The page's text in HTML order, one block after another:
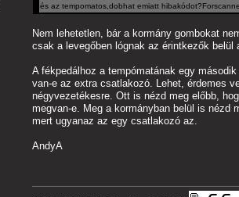
és az tempomatos,dobhat emiatt
Nem lehetetlen, bár a kormány gombokat
csak a levegőben lógnak az érintkezők
A fékpedálhoz a tempómatának egy
van-e az extra csatlakozó. Lehet, érdemes
négyvezetékesre. Ott is nézd meg előbb,
megvan-e. Meg a kormányban belül is nézd
mert ugyanaz az egy csatlakozó az.
AndyA